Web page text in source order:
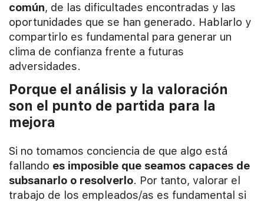
común, de las dificultades encontradas y las
oportunidades que se han generado. Hablarlo y
compartirlo es fundamental para generar un
clima de confianza frente a futuras
adversidades.
Porque el análisis y la valoración
son el punto de partida para la
mejora
Si no tomamos conciencia de que algo está
fallando es imposible que seamos capaces de
subsanarlo o resolverlo. Por tanto, valorar el
trabajo de los empleados/as es fundamental si